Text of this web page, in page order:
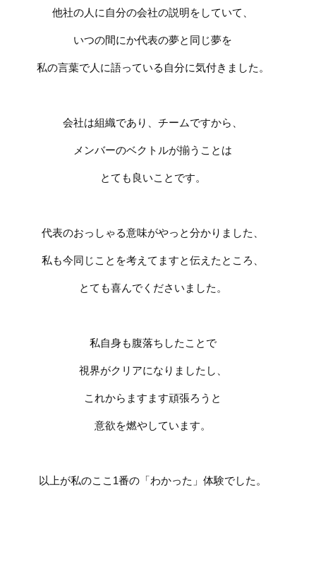
他社の人に自分の会社の説明をしていて、
いつの間にか代表の夢と同じ夢を
私の言葉で人に語っている自分に気付きました。
会社は組織であり、チームですから、
メンバーのベクトルが揃うことは
とても良いことです。
代表のおっしゃる意味がやっと分かりました、
私も今同じことを考えてますと伝えたところ、
とても喜んでくださいました。
私自身も腹落ちしたことで
視界がクリアになりましたし、
これからますます頑張ろうと
意欲を燃やしています。
以上が私のここ 1番の「わかった」体験でした。